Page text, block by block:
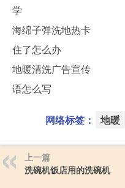
学
海绵子弹洗地热卡
住了怎么办
地暖清洗广告宣传
语怎么写
网络标签： 地暖
上一篇
洗碗机饭店用的洗碗机